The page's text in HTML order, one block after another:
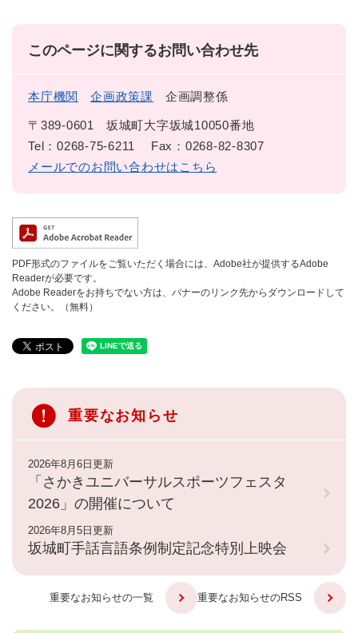
このページに関するお問い合わせ先
本庁機関 企画政策課 企画調整係
〒389-0601
坂城町大字坂城10050番地
Tel：0268-75-6211
Fax：0268-82-8307
メールでのお問い合わせはこちら
PDF形式のファイルをご覧いただく場合には、Adobe社が提供するAdobe
Readerが必要です。
Adobe Readerをお持ちでない方は、バナーのリンク先からダウンロードして
ください。（無料）
重要なお知らせ
2026年8月6日更新
「さかきユニバーサルスポーツフェスタ
2026」の開催について
2026年8月5日更新
坂城町手話言語条例制定記念特別上映会
重要なお知らせの一覧 重要なお知らせのRSS